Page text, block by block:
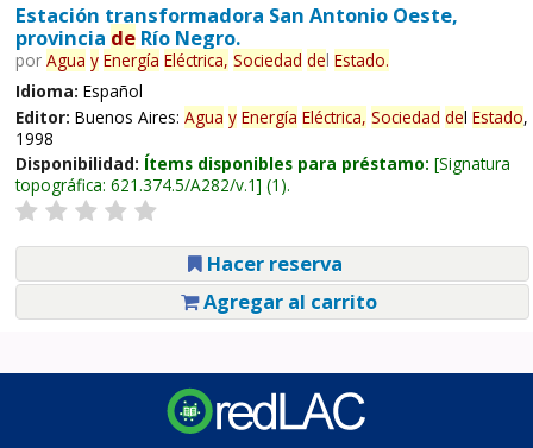
Estación transformadora San Antonio Oeste,
provincia deRío Negro.
por Agua y Energía Eléctrica, Sociedad del Estado.
Idioma: Español
Editor: Buenos Aires: Agua y Energía Eléctrica, Sociedad del Estado,
1998
Disponibilidad: Ítems disponibles para préstamo: Signatura
topográfica: 621.374.5/A282/v.1 (1).
Hacer reserva
Agregar al carrito